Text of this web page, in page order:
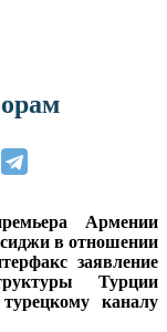
Армении
в отношении
заявление
Турции
каналу